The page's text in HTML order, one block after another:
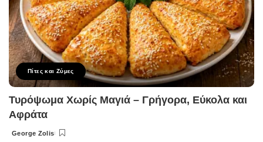
Πίτες και Ζύμες
Τυρόψωμα Χωρίς Μαγιά – Γρήγορα, Εύκολα και
Αφράτα
Posted
George Zolis